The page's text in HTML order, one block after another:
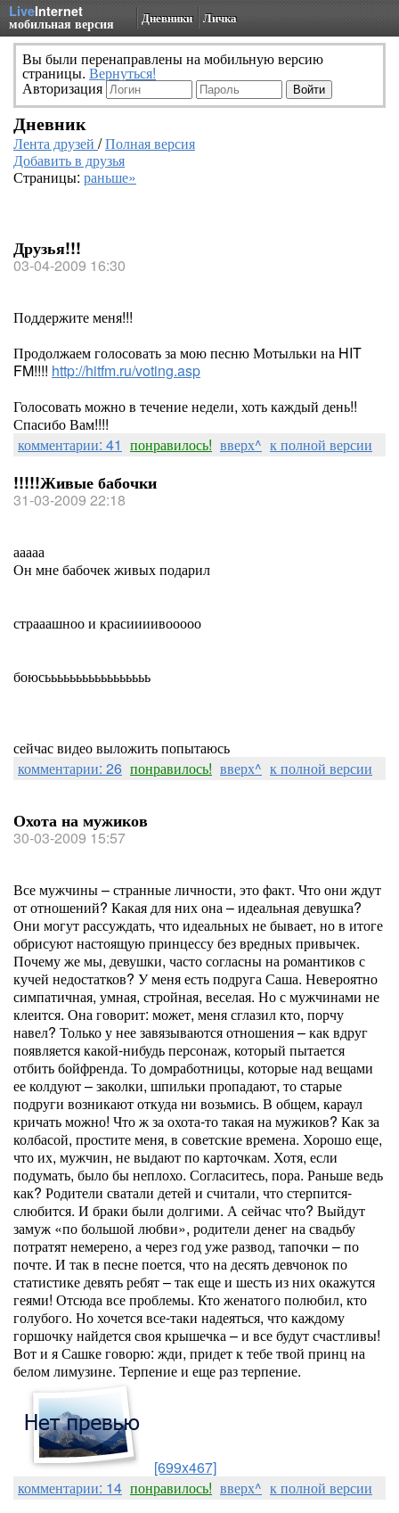
LiveInternet
мобильная версия Дневники Личка
Вы были перенаправлены на мобильную версию
страницы. Вернуться!
Авторизация
Дневник
Лента друзей /Полная версия
Добавить в друзья
Страницы: раньше»
Друзья!!!
03-04-2009 16:30
Поддержите меня!!!
Продолжаем голосовать за мою песню Мотыльки на HIT
FM!!!! http://hitfm.ru/voting.asp
Голосовать можно в течение недели, хоть каждый день!!
Спасибо Вам!!!!
комментарии: 41 понравилось! вверх^ к полной версии
!!!!!Живые бабочки
31-03-2009 22:18
ааааа
Он мне бабочек живых подарил
страаашноо и красиииивооооо
боюсььььььььььььььььь
сейчас видео выложить попытаюсь
комментарии: 26 понравилось! вверх^ к полной версии
Охота на мужиков
30-03-2009 15:57
Все мужчины – странные личности, это факт. Что они ждут
от отношений? Какая для них она – идеальная девушка?
Они могут рассуждать, что идеальных не бывает, но в итоге
обрисуют настоящую принцессу без вредных привычек.
Почему же мы, девушки, часто согласны на романтиков с
кучей недостатков? У меня есть подруга Саша. Невероятно
симпатичная, умная, стройная, веселая. Но с мужчинами не
клеится. Она говорит: может, меня сглазил кто, порчу
навел? Только у нее завязываются отношения – как вдруг
появляется какой-нибудь персонаж, который пытается
отбить бойфренда. То домработницы, которые над вещами
ее колдуют – заколки, шпильки пропадают, то старые
подруги возникают откуда ни возьмись. В общем, караул
кричать можно! Что ж за охота-то такая на мужиков? Как за
колбасой, простите меня, в советские времена. Хорошо еще,
что их, мужчин, не выдают по карточкам. Хотя, если
подумать, было бы неплохо. Согласитесь, пора. Раньше ведь
как? Родители сватали детей и считали, что стерпится-
слюбится. И браки были долгими. А сейчас что? Выйдут
замуж «по большой любви», родители денег на свадьбу
потратят немерено, а через год уже развод, тапочки – по
почте. И так в песне поется, что на десять девчонок по
статистике девять ребят – так еще и шесть из них окажутся
геями! Отсюда все проблемы. Кто женатого полюбил, кто
голубого. Но хочется все-таки надеяться, что каждому
горшочку найдется своя крышечка – и все будут счастливы!
Вот и я Сашке говорю: жди, придет к тебе твой принц на
белом лимузине. Терпение и еще раз терпение.
[699x467]
комментарии: 14 понравилось! вверх^ к полной версии